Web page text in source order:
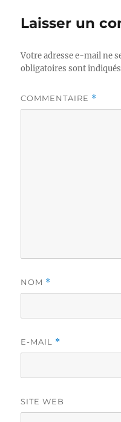
Laisser un
Votre adresse e-mail ne
obligatoires sont indiqués
COMMENTAIRE *
NOM *
E-MAIL *
SITE WEB